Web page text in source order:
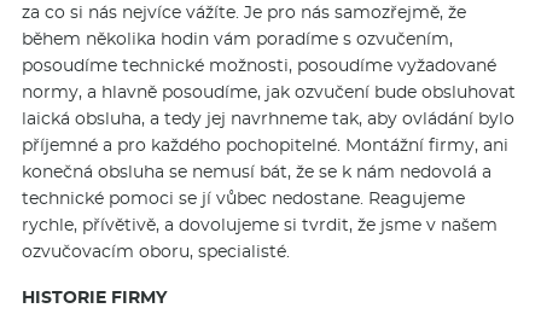
za co si nás nejvíce vážíte. Je pro nás samozřejmě, že
během několika hodin vám poradíme s ozvučením,
posoudíme technické možnosti, posoudíme vyžadované
normy, a hlavně posoudíme, jak ozvučení bude obsluhovat
laická obsluha, a tedy jej navrhneme tak, aby ovládání bylo
příjemné a pro každého pochopitelné. Montážní firmy, ani
konečná obsluha se nemusí bát, že se k nám nedovolá a
technické pomoci se jí vůbec nedostane. Reagujeme
rychle, přívětivě, a dovolujeme si tvrdit, že jsme v našem
ozvučovacím oboru, specialisté.
HISTORIE FIRMY